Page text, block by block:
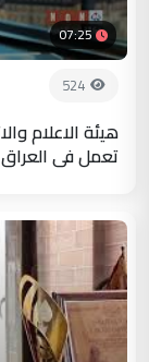
07:25
524
تعمل في العراق